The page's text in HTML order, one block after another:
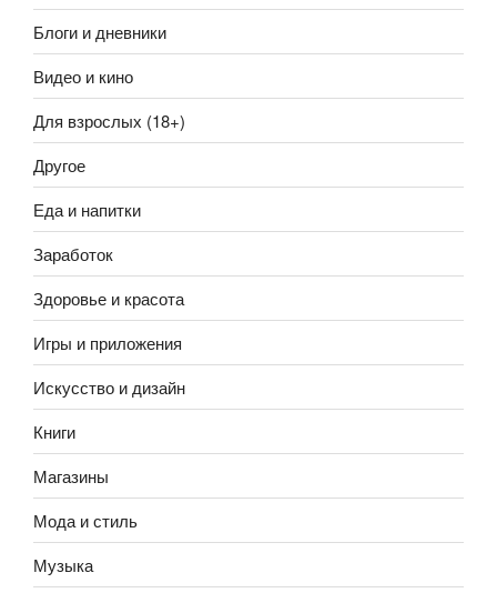
Блоги и дневники
Видео и кино
Для взрослых (18+)
Другое
Еда и напитки
Заработок
Здоровье и красота
Игры и приложения
Искусство и дизайн
Книги
Магазины
Мода и стиль
Музыка